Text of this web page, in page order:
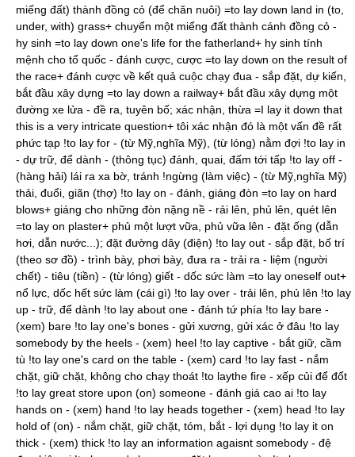
miếng đất) thành đồng cỏ (để chăn nuôi) =to lay down land in (to,
under, with) grass+ chuyển một miếng đất thành cánh đồng cỏ -
hy sinh =to lay down one's life for the fatherland+ hy sinh tính
mệnh cho tổ quốc - đánh cược, cược =to lay down on the result of
the race+ đánh cược về kết quả cuộc chạy đua - sắp đặt, dự kiến,
bắt đầu xây dựng =to lay down a railway+ bắt đầu xây dựng một
đường xe lửa - đề ra, tuyên bố; xác nhận, thừa =I lay it down that
this is a very intricate question+ tôi xác nhận đó là một vấn đề rất
phức tạp !to lay for - (từ Mỹ,nghĩa Mỹ), (từ lóng) nằm đợi !to lay in
- dự trữ, để dành - (thông tục) đánh, quai, đấm tới tấp !to lay off -
(hàng hải) lái ra xa bờ, tránh !ngừng (làm việc) - (từ Mỹ,nghĩa Mỹ)
thải, đuổi, giãn (thợ) !to lay on - đánh, giáng đòn =to lay on hard
blows+ giáng cho những đòn nặng nề - rải lên, phủ lên, quét lên
=to lay on plaster+ phủ một lượt vữa, phủ vữa lên - đặt ống (dẫn
hơi, dẫn nước...); đặt đường dây (điện) !to lay out - sắp đặt, bố trí
(theo sơ đồ) - trình bày, phơi bày, đưa ra - trải ra - liệm (người
chết) - tiêu (tiền) - (từ lóng) giết - dốc sức làm =to lay oneself out+
nổ lực, dốc hết sức làm (cái gì) !to lay over - trải lên, phủ lên !to lay
up - trữ, để dành !to lay about one - đánh tứ phía !to lay bare -
(xem) bare !to lay one's bones - gửi xương, gửi xác ở đâu !to lay
somebody by the heels - (xem) heel !to lay captive - bắt giữ, cầm
tù !to lay one's card on the table - (xem) card !to lay fast - nắm
chặt, giữ chặt, không cho chạy thoát !to laythe fire - xếp củi để đốt
!to lay great store upon (on) someone - đánh giá cao ai !to lay
hands on - (xem) hand !to lay heads together - (xem) head !to lay
hold of (on) - nắm chặt, giữ chặt, tóm, bắt - lợi dụng !to lay it on
thick - (xem) thick !to lay an information agaisnt somebody - đệ